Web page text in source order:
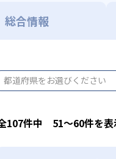
総合情報
都道府県をお選びください
107件中 51〜60件を表